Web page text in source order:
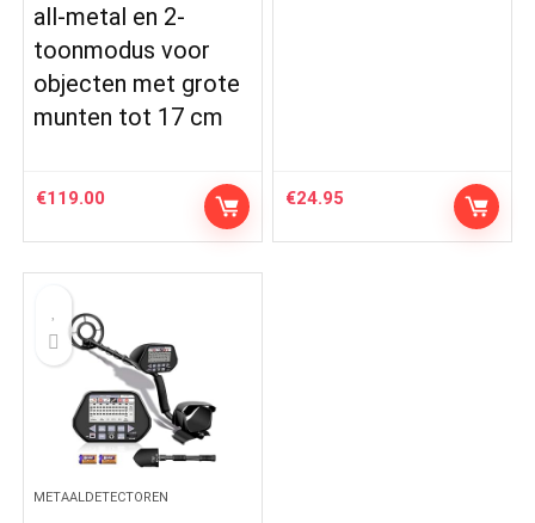
all-metal en 2-
toonmodus voor
objecten met grote
munten tot 17 cm
€119.00 €24.95
METAALDETECTOREN